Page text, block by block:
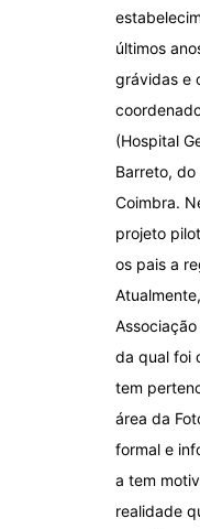
últimos
grávidas e
(Hospital
Barreto,
Coimbra.
projeto
os pais a
da qual foi
tem
área da
formal e
a tem
realidade